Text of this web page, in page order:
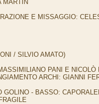
MARTIN
E MISSAGGIO:
/ SILVIO AMATO)
PANI E NICOLÒ
ARCHI: GIANNI
GOLINO - BASSO: